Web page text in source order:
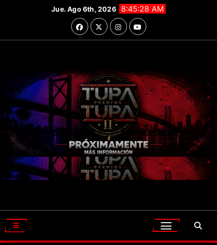
Jue. Ago 6th, 2026 8:45:30 AM